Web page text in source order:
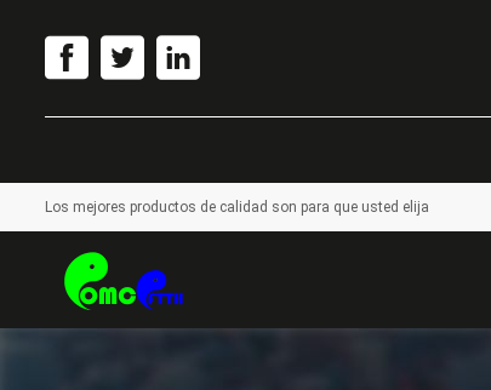
Los mejores productos de calidad son para que usted elija